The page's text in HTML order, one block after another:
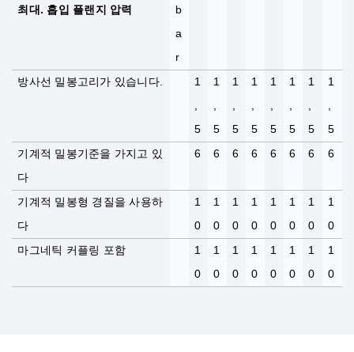
최대. 흡입 플랜지 압력
b
a
r
방사선 밀봉고리가 있습니다.
1
,
5
1
,
5
1
,
5
1
,
5
1
,
5
1
,
5
1
,
5
1
,
5
기계적 밀봉기준을 가지고 있
다
6 6 6 6 6 6 6 6
기계적 밀봉형 경질을 사용하
다
1
0
1
0
1
0
1
0
1
0
1
0
1
0
1
0
마그네틱 커플링 포함
1
0
1
0
1
0
1
0
1
0
1
0
1
0
1
0